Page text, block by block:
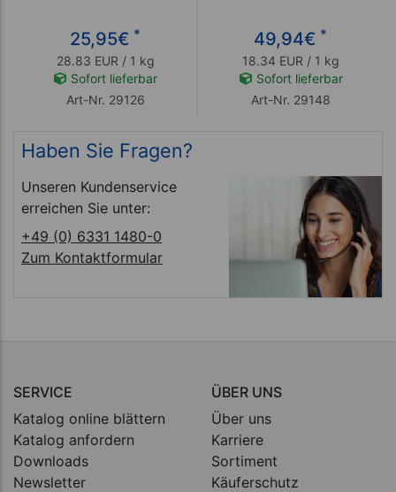
25,95€ *
28.83 EUR / 1 kg
Sofort lieferbar
Art-Nr. 29126
49,94€ *
18.34 EUR / 1 kg
Sofort lieferbar
Art-Nr. 29148
Haben Sie Fragen?
Unseren Kundenservice
erreichen Sie unter:
+49 (0) 6331 1480-0
Zum Kontaktformular
SERVICE
Katalog online blättern
Katalog anfordern
Downloads
Newsletter
ÜBER UNS
Über uns
Karriere
Sortiment
Käuferschutz